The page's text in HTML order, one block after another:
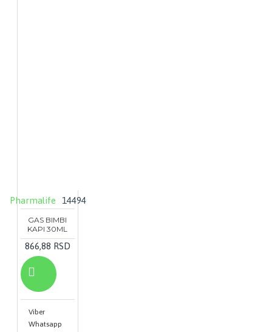
Pharmalife 14494
GAS BIMBI
KAPI 30ML
866,88 RSD
Viber
Whatsapp